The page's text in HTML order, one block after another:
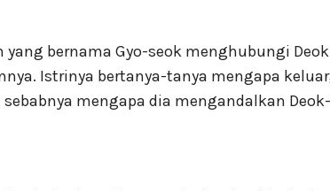
yang bernama Gyo-seok menghubungi
Istrinya bertanya-tanya mengapa
mengapa dia mengandalkan